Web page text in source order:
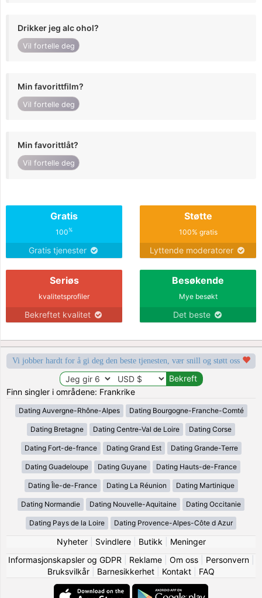
Drikker jeg alc ohol?
Vil fortelle deg
Min favorittfilm?
Vil fortelle deg
Min favorittlåt?
Vil fortelle deg
Gratis
100%
Gratis tjenester
Støtte
100% gratis
Lyttende moderatorer
Seriøs
kvalitetsprofiler
Bekreftet kvalitet
Besøkende
Mye besøkt
Det beste
Vi jobber hardt for å gi deg den beste tjenesten, vær snill og støtt oss
Finn singler i områdene: Frankrike
Dating Auvergne-Rhône-Alpes Dating Bourgogne-Franche-Comté
Dating Bretagne Dating Centre-Val de Loire Dating Corse
Dating Fort-de-france Dating Grand Est Dating Grande-Terre
Dating Guadeloupe Dating Guyane Dating Hauts-de-France
Dating Île-de-France Dating La Réunion Dating Martinique
Dating Normandie Dating Nouvelle-Aquitaine Dating Occitanie
Dating Pays de la Loire Dating Provence-Alpes-Côte d Azur
Nyheter| Svindlere| Butikk
Meninger
Informasjonskapsler og GDPR
Reklame| Om oss| Personvern|
Bruksvilkår
Barnesikkerhet Kontakt FAQ